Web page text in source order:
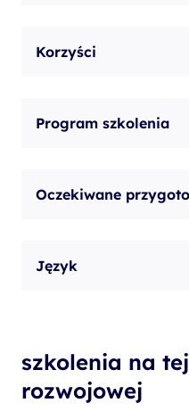
Korzyści
Program szkolenia
Oczekiwane
Język
szkolenia na
rozwojowej